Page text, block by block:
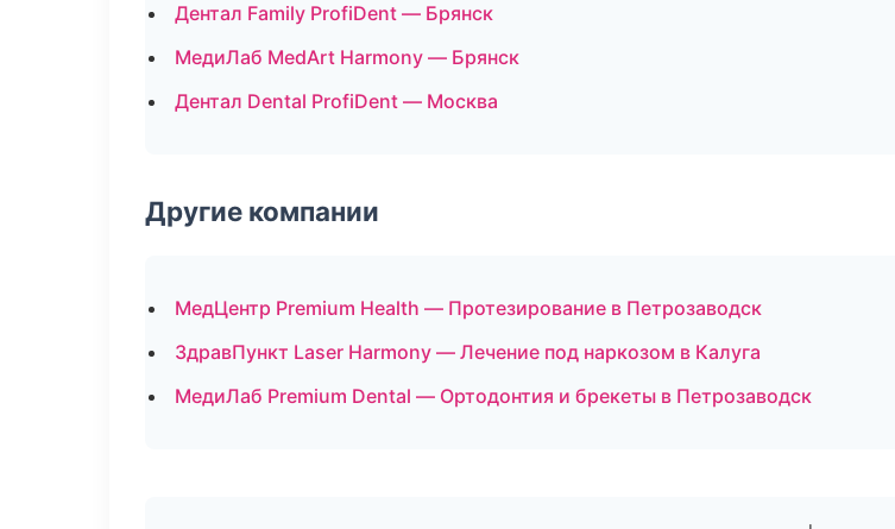
Дентал Family ProfiDent — Брянск
МедиЛаб MedArt Harmony — Брянск
Дентал Dental ProfiDent — Москва
Другие компании
МедЦентр Premium Health — Протезирование в Петрозаводск
ЗдравПункт Laser Harmony — Лечение под наркозом в Калуга
МедиЛаб Premium Dental — Ортодонтия и брекеты в Петрозаводск